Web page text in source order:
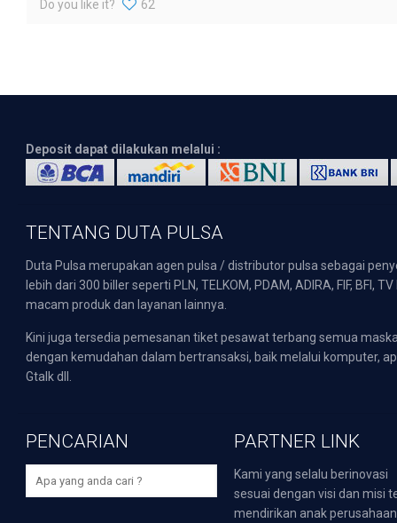
Do you like it? 62
Deposit dapat dilakukan melalui :
TENTANG DUTA PULSA
Duta Pulsa merupakan agen pulsa / distributor pulsa sebagai
lebih dari 300 biller seperti PLN, TELKOM, PDAM, ADIRA, FIF,
macam produk dan layanan lainnya.
Kini juga tersedia pemesanan tiket pesawat terbang semua
dengan kemudahan dalam bertransaksi, baik melalui komputer,
Gtalk dll.
PENCARIAN PARTNER LINK
Kami yang selalu berinovasi
sesuai dengan visi dan misi
mendirikan anak perusahaan